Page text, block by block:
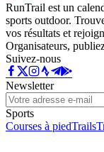
RunTrail est un
sports outdoor.
vos résultats et
Organisateurs,
Suivez-nous
Newsletter
Sports
Courses à piedTrails